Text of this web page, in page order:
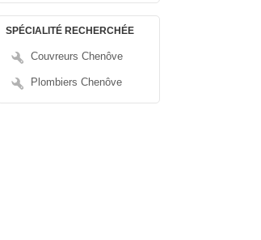
SPÉCIALITÉ RECHERCHÉE
Couvreurs Chenôve
Plombiers Chenôve